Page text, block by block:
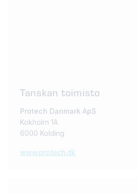
Tanskan toimisto
Protech Danmark ApS
Kokholm 1A
6000 Kolding
www.protech.dk